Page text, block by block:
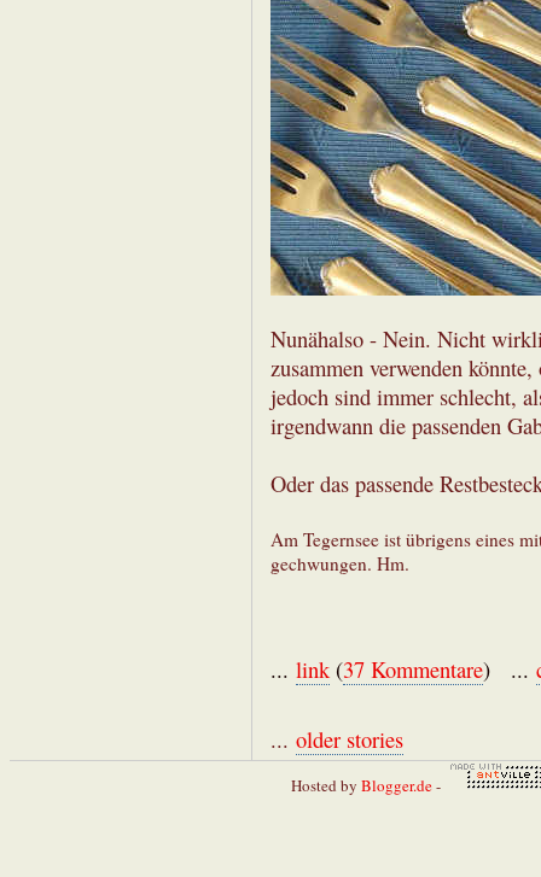
Nunähalso - Nein. Nicht
zusammen verwenden
jedoch sind immer schlecht,
irgendwann die passenden
Oder das passende
Am Tegernsee ist übrigens eines
gechwungen. Hm.
... link(37 Kommentare) ...
... older stories
Hosted by Blogger.de-